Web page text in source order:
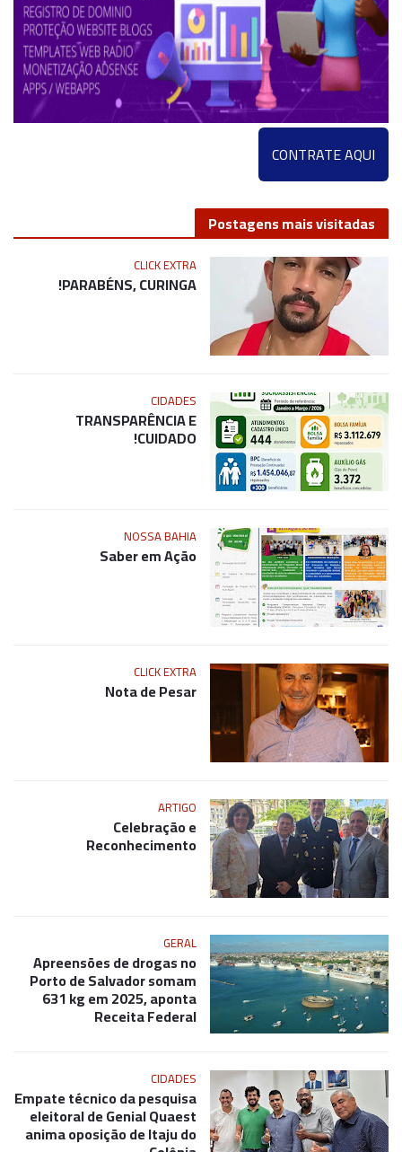
Postagens mais visitadas
PARABÉNS, CURINGA!
TRANSPARÊNCIA E
CUIDADO!
Saber em Ação
Nota de Pesar
Celebração e
Reconhecimento
Apreensões de drogas no
Porto de Salvador somam
631 kg em 2025, aponta
Receita Federal
Empate técnico da pesquisa
eleitoral de Genial Quaest
anima oposição de Itaju do
Colônia